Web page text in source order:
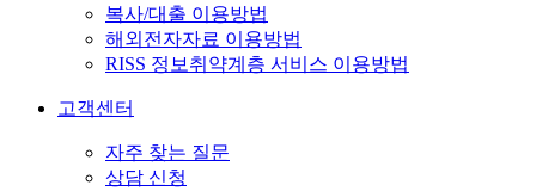
복사/대출 이용방법
해외전자자료 이용방법
RISS 정보취약계층 서비스 이용방법
고객센터
자주 찾는 질문
상담 신청